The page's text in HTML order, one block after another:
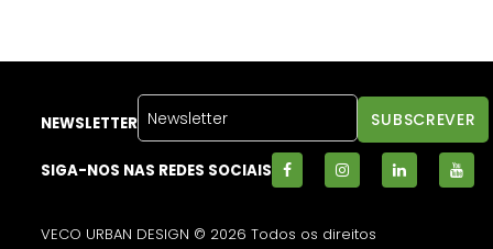
NEWSLETTER
SIGA-NOS NAS REDES SOCIAIS
VECO URBAN DESIGN © 2026 Todos os direitos